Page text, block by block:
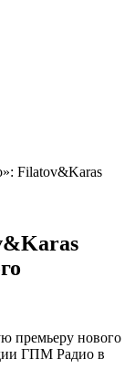
Filatov&Karas
премьеру нового
ГПМ Радио в